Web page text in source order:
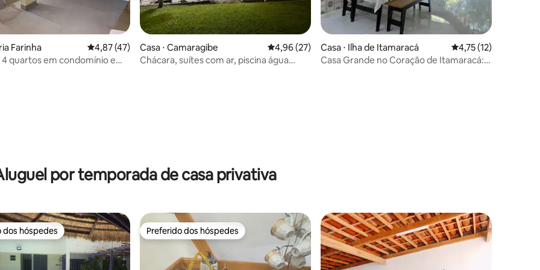
de 5, 10 avaliações
Farinha 4,87 de uma avaliação média de 5, 47 avaliações
4,87 (47)
4 quartos em condomínio em
Casa ⋅ Camaragibe 4,96 de uma avaliação média de 5, 27 avaliações
4,96 (27)
Chácara, suítes com ar, piscina água
Casa ⋅ Ilha de Itamaracá 4,75 de uma
4,75 (12)
Casa Grande no Coração de Itamaracá:
por temporada de casa privativa
dos hóspedes
dos hóspedes Preferido dos hóspedes
Preferido dos hóspedes